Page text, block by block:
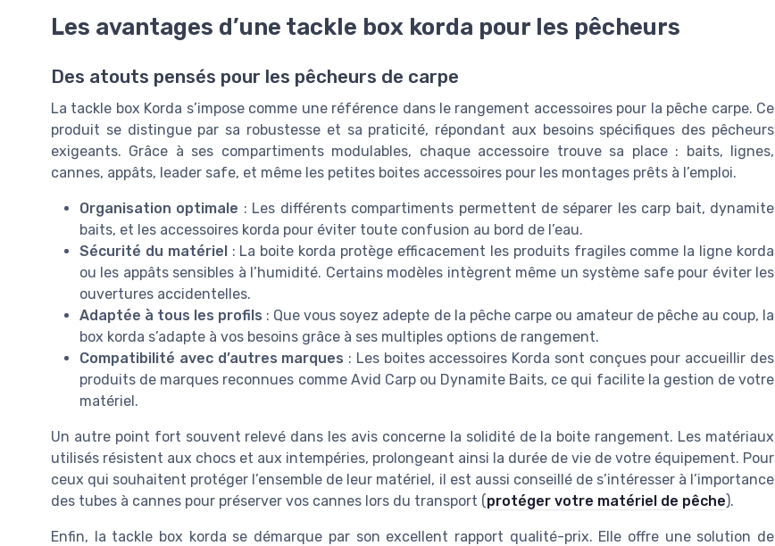
Les avantages d’une tackle box korda pour les pêcheurs
Des atouts pensés pour les pêcheurs de carpe
La tackle box Korda s’impose comme une référence dans le rangement accessoires pour la pêche carpe. Ce
produit se distingue par sa robustesse et sa praticité, répondant aux besoins spécifiques des pêcheurs
exigeants. Grâce à ses compartiments modulables, chaque accessoire trouve sa place : baits, lignes,
cannes, appâts, leader safe, et même les petites boites accessoires pour les montages prêts à l’emploi.
Organisation optimale : Les différents compartiments permettent de séparer les carp bait, dynamite
baits, et les accessoires korda pour éviter toute confusion au bord de l’eau.
Sécurité du matériel: La boite korda protège efficacement les produits fragiles comme la ligne korda
ou les appâts sensibles à l’humidité. Certains modèles intègrent même un système safe pour éviter les
ouvertures accidentelles.
Adaptée à tous les profils : Que vous soyez adepte de la pêche carpe ou amateur de pêche au coup, la
box korda s’adapte à vos besoins grâce à ses multiples options de rangement.
Compatibilité avec d’autres marques : Les boites accessoires Korda sont conçues pour accueillir des
produits de marques reconnues comme Avid Carp ou Dynamite Baits, ce qui facilite la gestion de votre
matériel.
Un autre point fort souvent relevé dans les avis concerne la solidité de la boite rangement. Les matériaux
utilisés résistent aux chocs et aux intempéries, prolongeant ainsi la durée de vie de votre équipement. Pour
ceux qui souhaitent protéger l’ensemble de leur matériel, il est aussi conseillé de s’intéresser à l’importance
des tubes à cannes pour préserver vos cannes lors du transport (protéger votre matériel de pêche).
Enfin, la tackle box korda se démarque par son excellent rapport qualité-prix. Elle offre une solution de